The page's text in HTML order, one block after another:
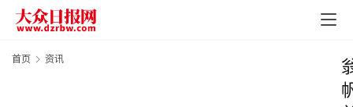
首页 资讯